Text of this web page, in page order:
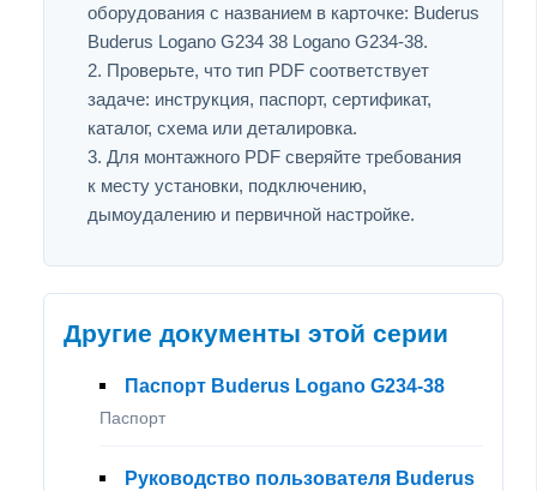
оборудования с названием в карточке: Buderus
Buderus Logano G234 38 Logano G234-38.
Проверьте, что тип PDF соответствует
задаче: инструкция, паспорт, сертификат,
каталог, схема или деталировка.
Для монтажного PDF сверяйте требования
к месту установки, подключению,
дымоудалению и первичной настройке.
Другие документы этой серии
Паспорт Buderus Logano G234-38
Паспорт
Руководство пользователя Buderus